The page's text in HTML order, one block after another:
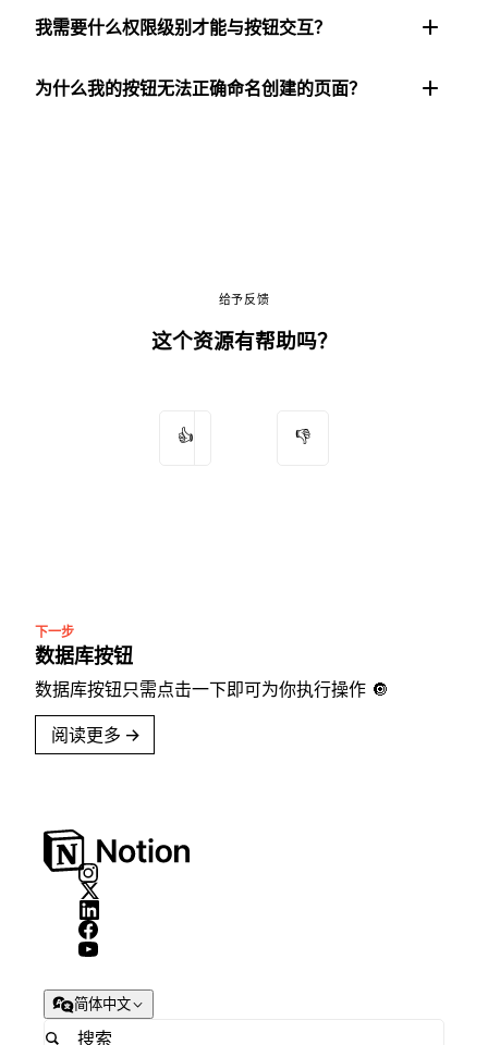
我需要什么权限级别才能与按钮交互？
为什么我的按钮无法正确命名创建的页面？
给予反馈
这个资源有帮助吗？
👍 👎
下一步
数据库按钮
数据库按钮只需点击一下即可为你执行操作 🔘
阅读更多 →
简体中文